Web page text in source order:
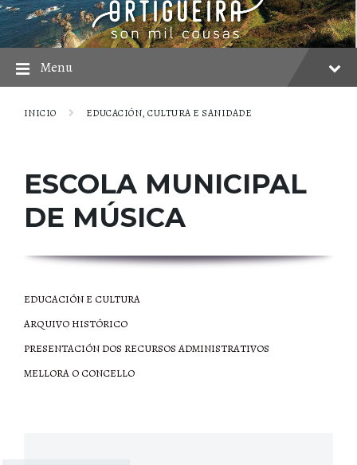
Skip
to
content
Skip
to
main
navigation
Skip
to
footer
Menu
INICIO EDUCACIÓN, CULTURA E SANIDADE
ESCOLA MUNICIPAL
DE MÚSICA
EDUCACIÓN E CULTURA
ARQUIVO HISTÓRICO
PRESENTACIÓN DOS RECURSOS ADMINISTRATIVOS
MELLORA O CONCELLO